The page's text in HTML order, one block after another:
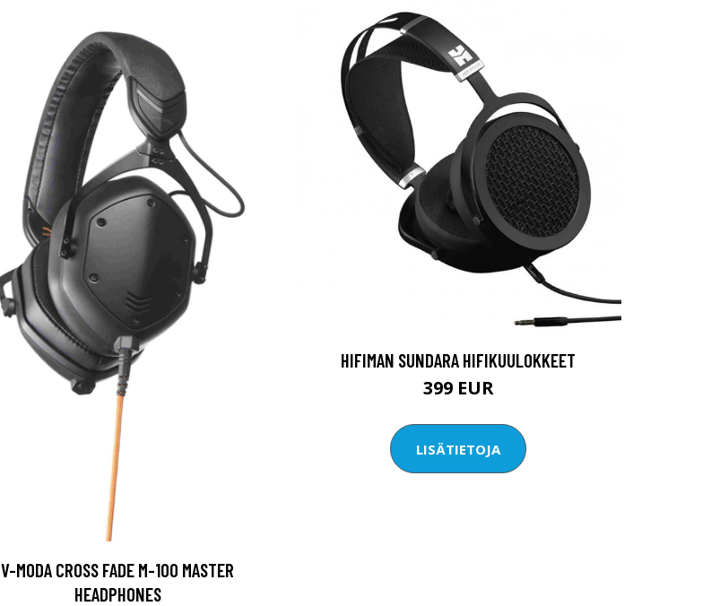
V-MODA CROSS FADE M-100 MASTER
HEADPHONES
HIFIMAN SUNDARA HIFIKUULOKKEET
399 EUR
LISÄTIETOJA